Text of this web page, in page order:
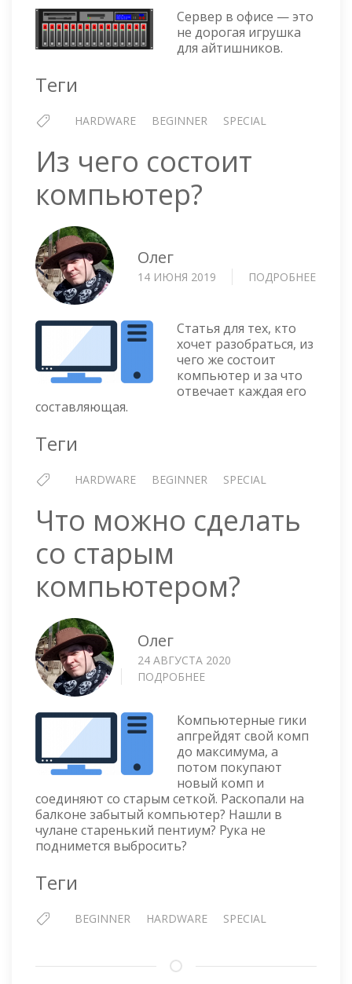
Сервер в офисе — это
не дорогая игрушка
для айтишников.
Теги
HARDWARE BEGINNER SPECIAL
Из чего состоит
компьютер?
Олег
14 ИЮНЯ 2019 ПОДРОБНЕЕ
Статья для тех, кто
хочет разобраться, из
чего же состоит
компьютер и за что
отвечает каждая его
составляющая.
Теги
HARDWARE BEGINNER SPECIAL
Что можно сделать
со старым
компьютером?
Олег
24 АВГУСТА 2020
ПОДРОБНЕЕ
СДЕЛАТЬ
СО
СТАРЫМ
КОМПЬЮТЕРОМ?
Компьютерные гики
апгрейдят свой комп
до максимума, а
потом покупают
новый комп и
соединяют со старым сеткой. Раскопали на
балконе забытый компьютер? Нашли в
чулане старенький пентиум? Рука не
поднимется выбросить?
Теги
BEGINNER HARDWARE SPECIAL